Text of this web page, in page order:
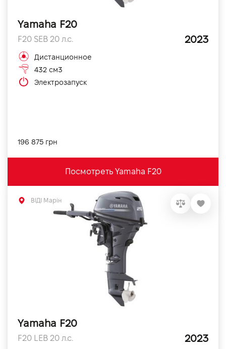
Yamaha F20
F20 SEB 20 л.с. 2023
Дистанционное
432 см3
Электрозапуск
196 875 грн
Посмотреть Yamaha F20
Yamaha F20
F20 LEB 20 л.с. 2023
ВІДІ Марін